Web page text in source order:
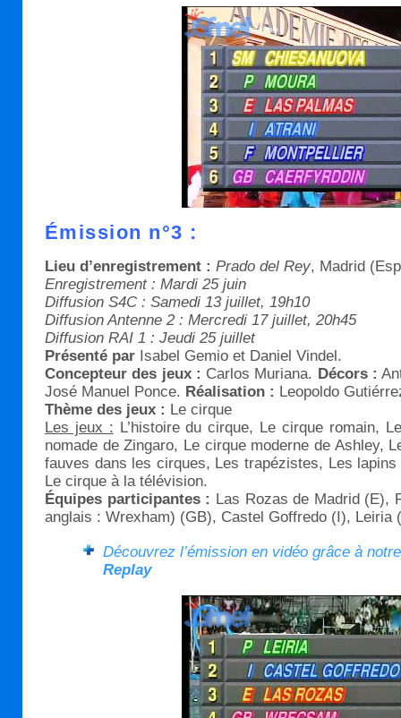
Émission n°3 :
Lieu d’enregistrement : Prado del Rey, Madrid
Enregistrement : Mardi 25 juin
Diffusion S4C : Samedi 13 juillet, 19h10
Diffusion Antenne 2 : Mercredi 17 juillet, 20h45
Diffusion RAI 1 : Jeudi 25 juillet
Présenté par Isabel Gemio et Daniel Vindel.
Concepteur des jeux : Carlos Muriana. Décors :
José Manuel Ponce. Réalisation : Leopoldo
Thème des jeux : Le cirque
Les jeux : L’histoire du cirque, Le cirque romain,
nomade de Zingaro, Le cirque moderne de Ashley,
fauves dans les cirques, Les trapézistes, Les
Le cirque à la télévision.
Équipes participantes : Las Rozas de Madrid (E),
anglais : Wrexham) (GB), Castel Goffredo (I), Leiria
Découvrez l’émission en vidéo grâce à
Replay